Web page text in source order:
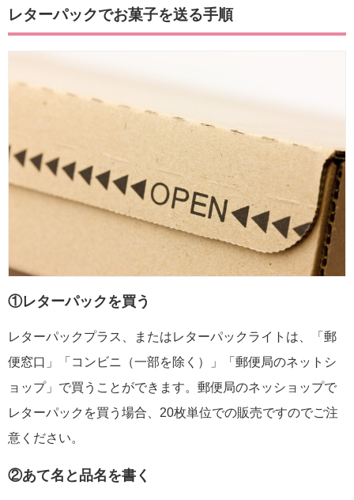
レターパックでお菓子を送る手順
①レターパックを買う
レターパックプラス、またはレターパックライトは、「郵
便窓口」「コンビニ（一部を除く）」「郵便局のネットシ
ョップ」で買うことができます。郵便局のネッショップで
レターパックを買う場合、20枚単位での販売ですのでご注
意ください。
②あて名と品名を書く